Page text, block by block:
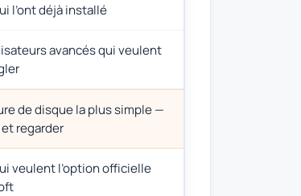
l’ont déjà installé
avancés qui veulent
de disque la plus simple —
regarder
veulent l’option officielle